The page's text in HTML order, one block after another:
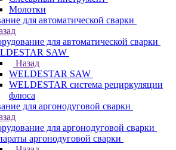
Молотки
для автоматической сварки
для автоматической сварки
SAW
Назад
WELDESTAR SAW
WELDESTAR система рециркуляции
флюса
для аргонодуговой сварки
для аргонодуговой сварки
аргонодуговой сварки